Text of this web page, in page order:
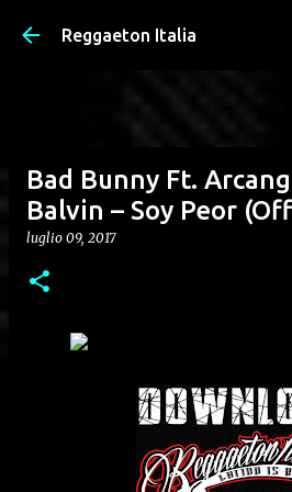
Passa ai contenuti
Reggaeton Italia
Bad Bunny Ft.
Balvin – Soy Peor
luglio 09, 2017